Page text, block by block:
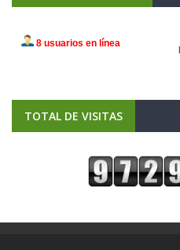
TOTAL DE VISITAS